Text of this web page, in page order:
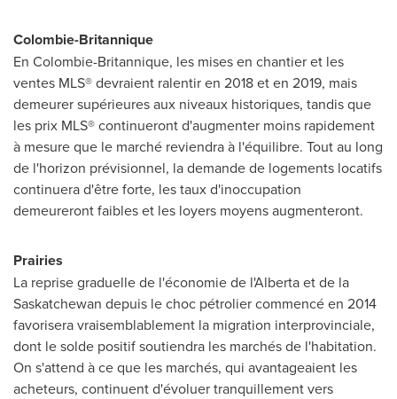
Colombie-Britannique
En Colombie-Britannique, les mises en chantier et les
ventes MLS® devraient ralentir en 2018 eten 2019, mais
demeurer supérieures aux niveaux historiques, tandis que
les prix MLS® continueront d'augmenter moins rapidement
à mesure que le marché reviendra à l'équilibre. Tout au long
de l'horizon prévisionnel, la demande de logements locatifs
continuera d'être forte, les taux d'inoccupation
demeureront faibles et les loyers moyens augmenteront.
Prairies
La reprise graduelle de l'économie de l'Albertaet de la
Saskatchewan depuis le choc pétrolier commencé en 2014
favorisera vraisemblablement la migration interprovinciale,
dont le solde positif soutiendra les marchés de l'habitation.
On s'attend à ce que les marchés, qui avantageaient les
acheteurs, continuent d'évoluer tranquillement vers